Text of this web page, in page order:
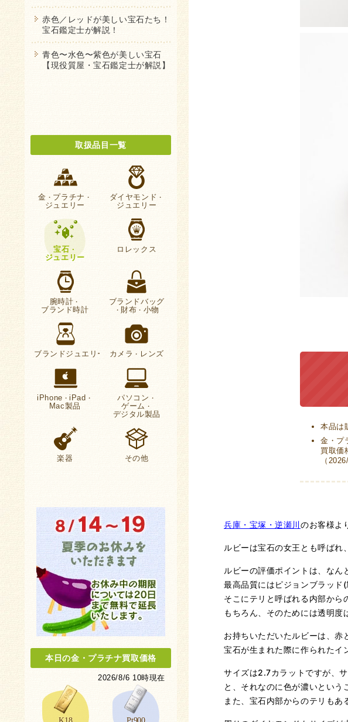
本品は
金・プ
買取価
（
兵庫・宝塚・逆瀬川のお客様よ
ルビーは宝石の女王とも呼ばれ
ルビーの評価ポイントは、なん
最高品質にはピジョンブラッド
そこにテリと呼ばれる内部から
もちろん、そのためには透明度
お持ちいただいたルビーは、赤
宝石が生まれた際に作られたイ
サイズは2.7カラットですが、
と、それなのに色が濃いという
また、宝石内部からのテリもあ
赤色／レッドが美しい宝石たち！
宝石鑑定士が解説！
青色〜水色〜紫色が美しい宝石
【現役質屋・宝石鑑定士が解説】
取扱品目一覧
金 ・ プラチナ ・
ジュエリー
ダイヤモンド ・
ジュエリー
宝石 ・
ジュエリー
ロレックス
腕時計 ・
ブランド時計
ブランドバッグ
・ 財布 ・ 小物
ブランドジュエリー カメラ ・ レンズ
iPhone ・iPad ・
Mac製品
パソコン ・
ゲーム ・
デジタル製品
楽器 その他
本日の金 ・ プラチナ買取価格
2026/8/6 10時現在